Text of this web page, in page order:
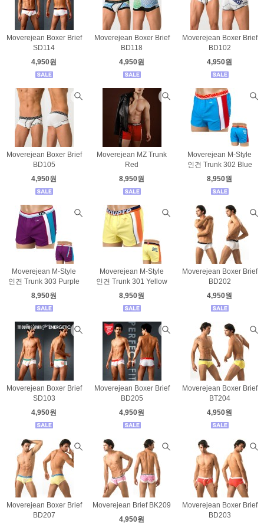
Moverejean Boxer Brief
SD114
4,950원
Moverejean Boxer Brief
BD118
4,950원
Moverejean Boxer Brief
BD102
4,950원
Moverejean Boxer Brief
BD105
4,950원
Moverejean MZ Trunk
Red
8,950원
Moverejean M-Style
인견 Trunk 302 Blue
8,950원
Moverejean M-Style
인견 Trunk 303 Purple
8,950원
Moverejean M-Style
인견 Trunk 301 Yellow
8,950원
Moverejean Boxer Brief
BD202
4,950원
Moverejean Boxer Brief
SD103
4,950원
Moverejean Boxer Brief
BD205
4,950원
Moverejean Boxer Brief
BT204
4,950원
Moverejean Boxer Brief
BD207
Moverejean Brief BK209
4,950원
Moverejean Boxer Brief
BD203